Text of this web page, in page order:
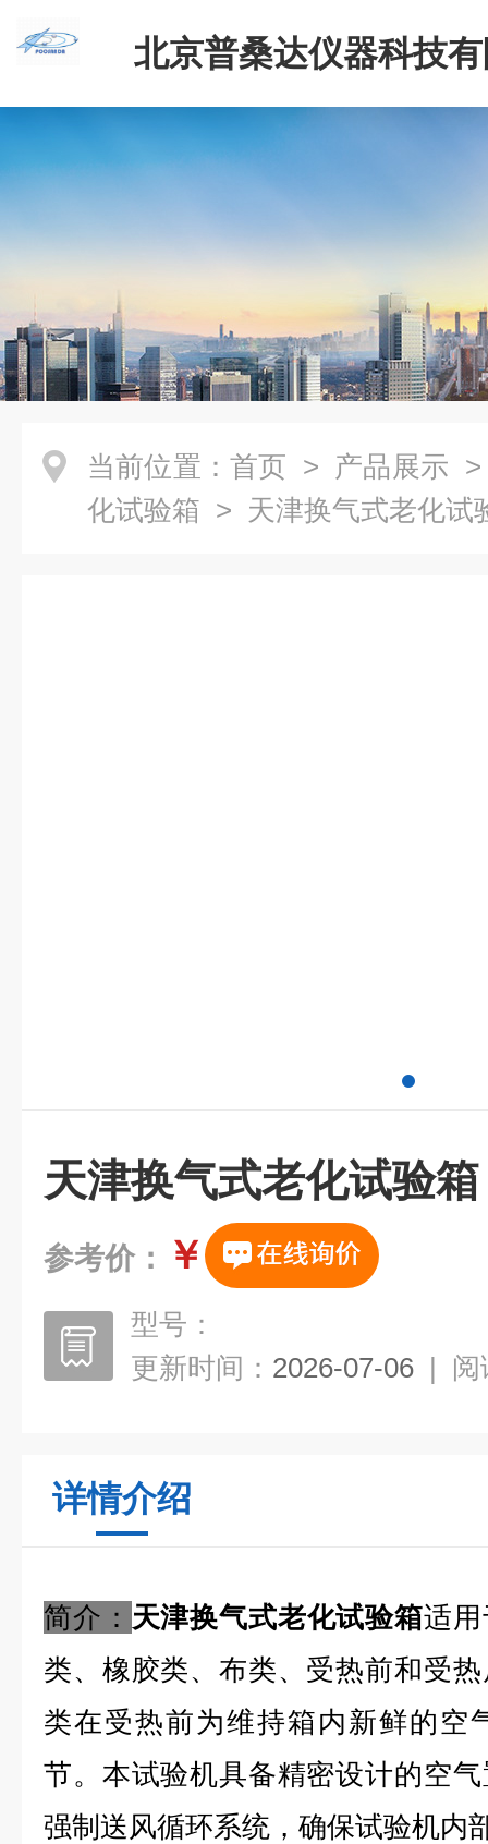
北京普桑达仪器科技
当前位置： 首页 > 产品展示
化试验箱 > 天津换气式老化试
天津换气式老化试验箱
参考价： ￥
型号：
更新时间： 2026-07-06 | 阅
详情介绍
简介： 天津换气式老化试验箱适
类、橡胶类、布类、受热前和受
类在受热前为维持箱内新鲜的空
节。本试验机具备精密设计的空
强制送风循环系统，确保试验机内